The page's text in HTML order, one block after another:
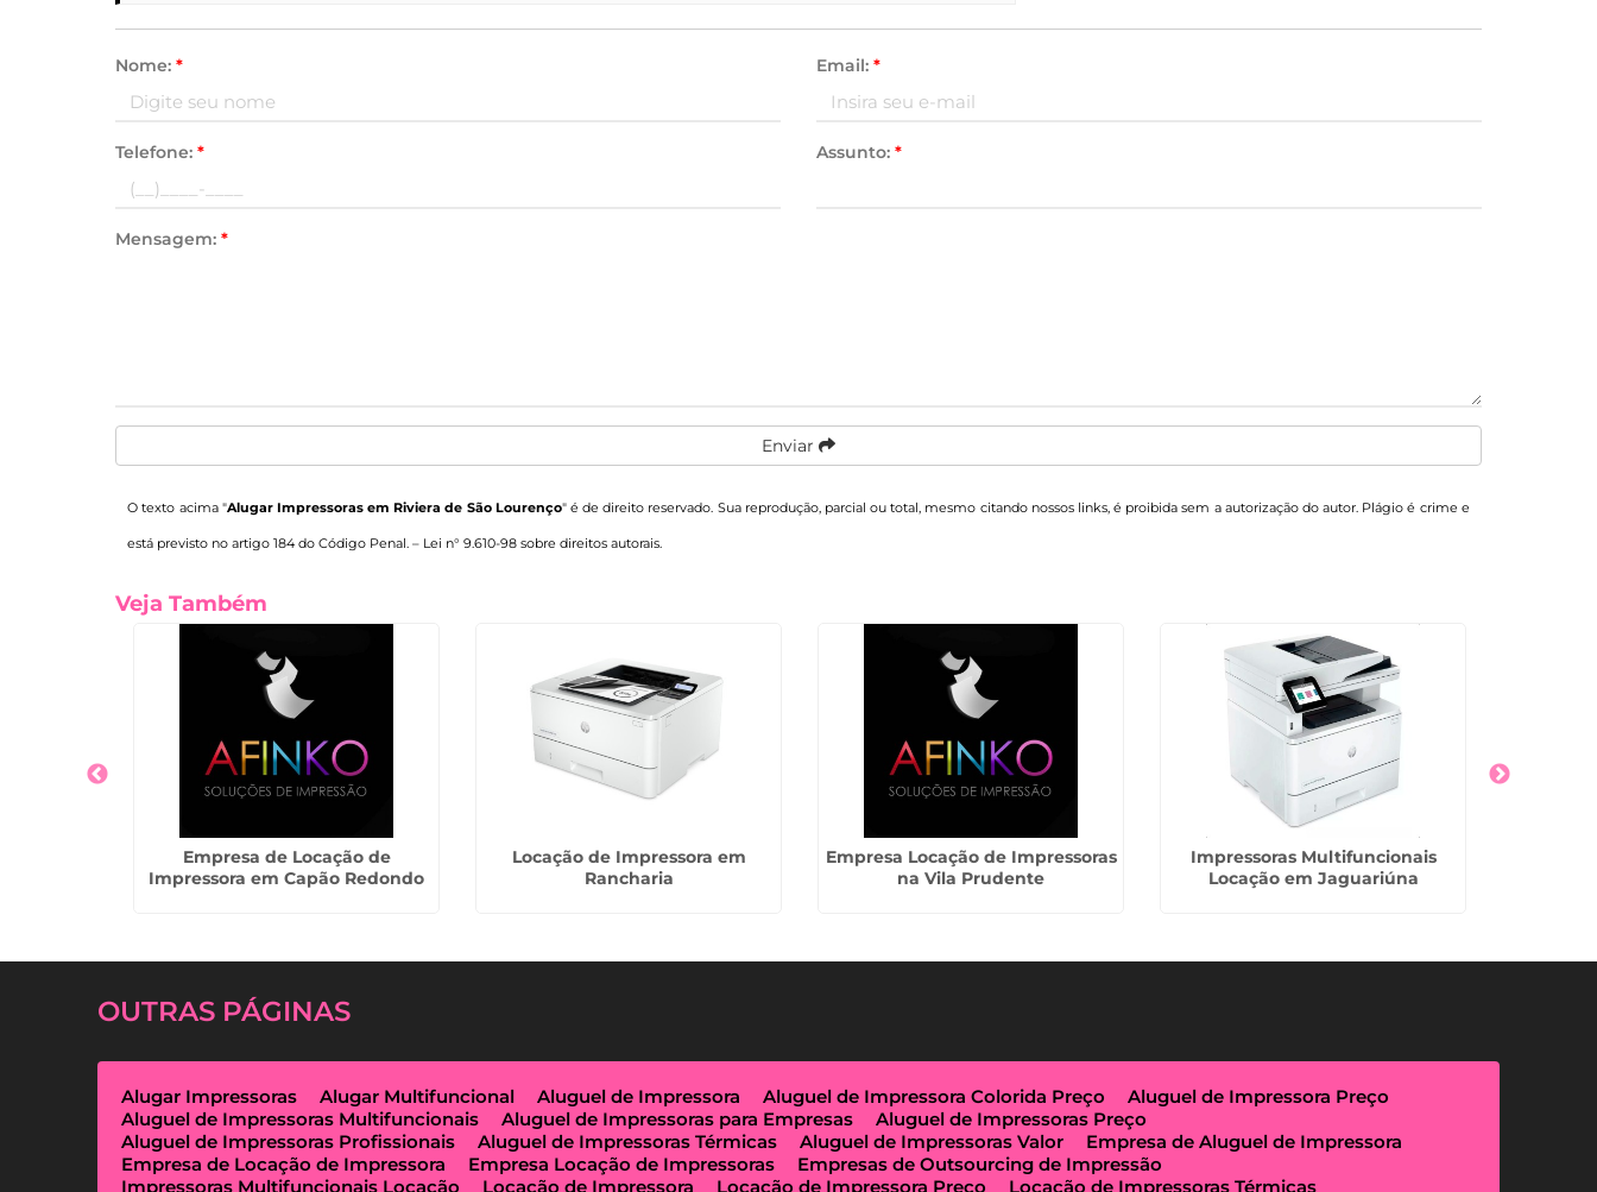
Nome:* Email: *
Telefone:* Assunto: *
Mensagem:*
Enviar
O texto acima "Alugar Impressoras em Riviera de São Lourenço" é de direito reservado. Sua reprodução, parcial ou total, mesmo citando nossos links, é proibida sem a autorização do autor. Plágio é crime e
está previsto no artigo 184 do Código Penal. – Lei n° 9.610-98 sobre direitos autorais.
Veja Também
Empresa de Locação de
Impressora em Capão Redondo
Locação de Impressora em
Rancharia
Empresa Locação de Impressoras
na Vila Prudente
Impressoras Multifuncionais
Locação em Jaguariúna
OUTRAS PÁGINAS
Alugar Impressoras Alugar Multifuncional Aluguel de Impressora Aluguel de Impressora Colorida Preço
Aluguel de Impressora Preço
Aluguel de Impressoras Multifuncionais
Aluguel de Impressoras para Empresas
Aluguel de Impressoras Preço
Aluguel de Impressoras Profissionais
Aluguel de Impressoras Térmicas Aluguel de Impressoras Valor
Empresa de Aluguel de Impressora
Empresa de Locação de Impressora
Empresa Locação de Impressoras
Empresas de Outsourcing de Impressão
Impressoras Multifuncionais Locação
Locação de Impressora Locação de Impressora Preço
Locação de Impressoras Térmicas